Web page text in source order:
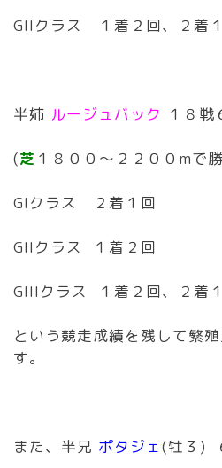
GIIクラス １着２回、２着
半姉 ルージュバック １８戦
(芝 １８００〜２２００mで
GIクラス ２着１回
GIIクラス １着２回
GIIIクラス １着２回、２着
という競走成績を残して繁
す。
また、半兄 ポタジェ(牡３)